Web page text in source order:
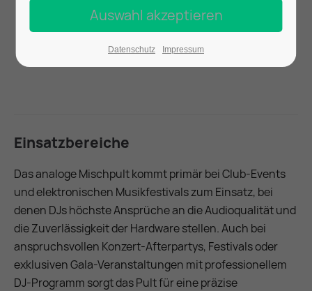
Einsatzbereiche
Das analoge Mischpult kommt primär bei Club-Events
und elektronischen Musikfestivals zum Einsatz, bei
denen DJs höchste Ansprüche an die Audioqualität und
die Zuverlässigkeit der Hardware stellen. Auch bei
anspruchsvollen Konzert-Afterpartys, Festivals oder
exklusiven Gala-Veranstaltungen mit professionellem
DJ-Programm sorgt das Pult für eine präzise
Datenschutz Impressum